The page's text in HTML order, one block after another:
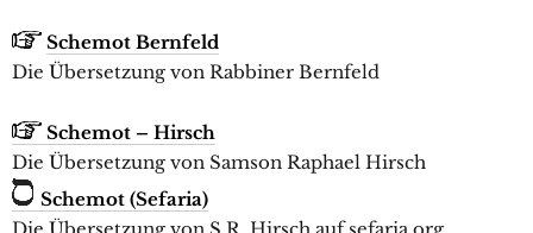
Schemot Bernfeld
Die Übersetzung von Rabbiner Bernfeld
Schemot – Hirsch
Die Übersetzung von Samson Raphael Hirsch
Schemot (Sefaria)
Die Übersetzung von S.R. Hirsch auf sefaria.org